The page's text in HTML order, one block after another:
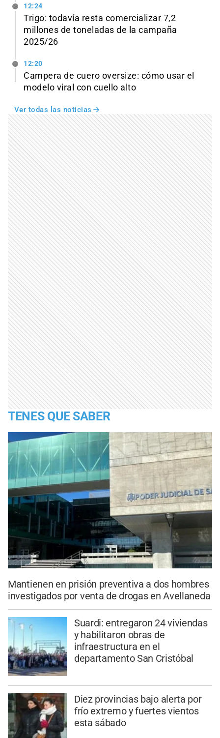
12:24
Trigo: todavía resta comercializar 7,2
millones de toneladas de la campaña
2025/26
12:20
Campera de cuero oversize: cómo usar el
modelo viral con cuello alto
Ver todas las noticias
TENES QUE SABER
Mantienen en prisión preventiva a dos hombres
investigados por venta de drogas en Avellaneda
Suardi: entregaron 24 viviendas
y habilitaron obras de
infraestructura en el
departamento San Cristóbal
Diez provincias bajo alerta por
frío extremo y fuertes vientos
esta sábado